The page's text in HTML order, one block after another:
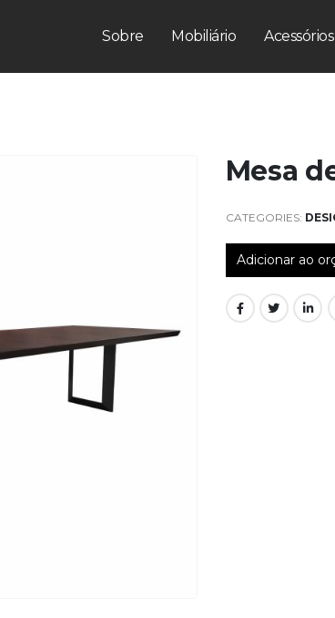
Sobre Mobiliário Acessórios
Mesa
CATEGORIES:
Adicionar ao